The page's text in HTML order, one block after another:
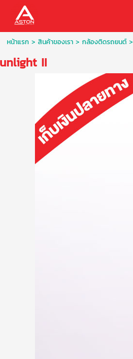
หน้าแรก > สินค้าของเรา > กล้องติดรถยนต์>
II